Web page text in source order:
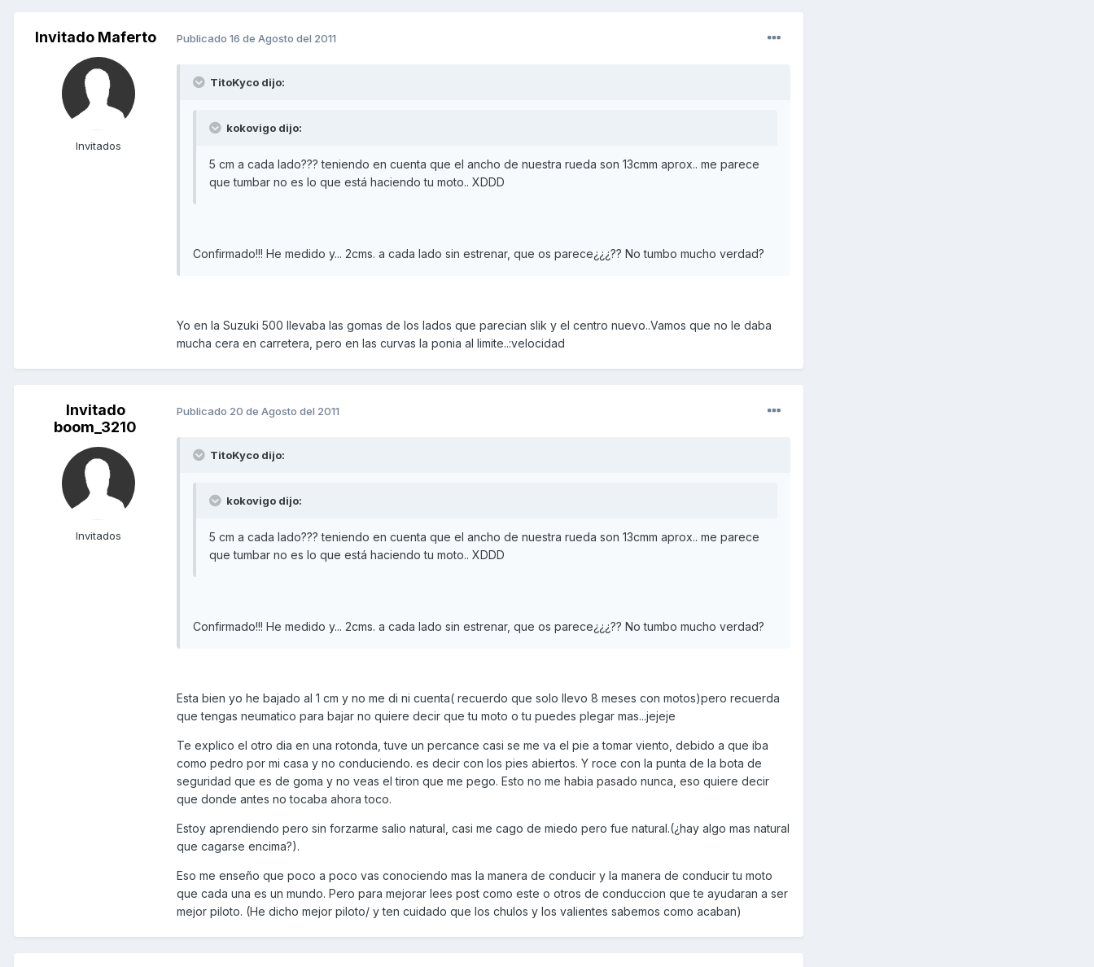
Invitado Maferto
Invitados
Publicado 16 de Agosto del 2011
TitoKyco dijo:
kokovigo dijo:
5 cm a cada lado??? teniendo en cuenta que el ancho de nuestra rueda son 13cmm aprox.. me parece
que tumbar no es lo que está haciendo tu moto.. XDDD
Confirmado!!! He medido y... 2cms. a cada lado sin estrenar, que os parece¿¿¿?? No tumbo mucho verdad?
Yo en la Suzuki 500 llevaba las gomas de los lados que parecian slik y el centro nuevo..Vamos que no le daba
mucha cera en carretera, pero en las curvas la ponia al limite..:velocidad
Invitado
boom_3210
Invitados
Publicado 20 de Agosto del 2011
TitoKyco dijo:
kokovigo dijo:
5 cm a cada lado??? teniendo en cuenta que el ancho de nuestra rueda son 13cmm aprox.. me parece
que tumbar no es lo que está haciendo tu moto.. XDDD
Confirmado!!! He medido y... 2cms. a cada lado sin estrenar, que os parece¿¿¿?? No tumbo mucho verdad?
Esta bien yo he bajado al 1 cm y no me di ni cuenta( recuerdo que solo llevo 8 meses con motos)pero recuerda
que tengas neumatico para bajar no quiere decir que tu moto o tu puedes plegar mas...jejeje
Te explico el otro dia en una rotonda, tuve un percance casi se me va el pie a tomar viento, debido a que iba
como pedro por mi casa y no conduciendo. es decir con los pies abiertos. Y roce con la punta de la bota de
seguridad que es de goma y no veas el tiron que me pego. Esto no me habia pasado nunca, eso quiere decir
que donde antes no tocaba ahora toco.
Estoy aprendiendo pero sin forzarme salio natural, casi me cago de miedo pero fue natural.(¿hay algo mas natural
que cagarse encima?).
Eso me enseño que poco a poco vas conociendo mas la manera de conducir y la manera de conducir tu moto
que cada una es un mundo. Pero para mejorar lees post como este o otros de conduccion que te ayudaran a ser
mejor piloto. (He dicho mejor piloto/ y ten cuidado que los chulos y los valientes sabemos como acaban)